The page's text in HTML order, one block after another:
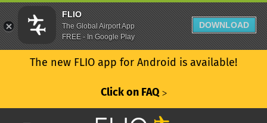
The new FLIO app for Android is available!
Click on FAQ ᐳ
FLIO
The Global Airport App
FREE - In Google Play
DOWNLOAD